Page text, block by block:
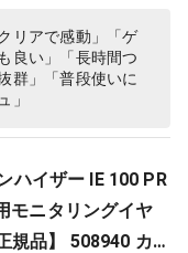
リアで感動」「ゲ
良い」「長時間つ
群」「普段使いに
」
ハイザー IE 100 PR
モニタリングイヤ
規品】 508940 カナ